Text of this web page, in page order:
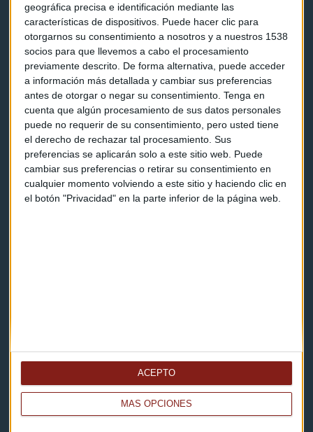
geográfica precisa e identificación mediante las
características de dispositivos. Puede hacer clic para
otorgarnos su consentimiento a nosotros y a nuestros 1538
socios para que llevemos a cabo el procesamiento
previamente descrito. De forma alternativa, puede acceder
a información más detallada y cambiar sus preferencias
antes de otorgar o negar su consentimiento. Tenga en
cuenta que algún procesamiento de sus datos personales
puede no requerir de su consentimiento, pero usted tiene
el derecho de rechazar tal procesamiento. Sus
preferencias se aplicarán solo a este sitio web. Puede
cambiar sus preferencias o retirar su consentimiento en
cualquier momento volviendo a este sitio y haciendo clic en
el botón "Privacidad" en la parte inferior de la página web.
MÁS OPCIONES
ACEPTO
Eventos
Consultorios
Programas y podcasts
Contacto & Legal
Contacto
Cómo escucharnos
Política de privacidad